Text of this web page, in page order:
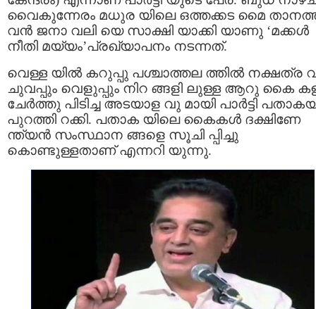
വൈകുന്നേരം മധുര യിലെ ഒത്തക്കട മൈ
വൻ ജനാ വലി യെ സാക്ഷി യാക്കി യാണു ‘മക്കൾ
നീതി മയ്യം’പ്രഖ്യാപനം നടന്നത്.
വെള്ള യില്‍ കറുപ്പു പശ്ചാത്തല ത്തിൽ നക്ഷത്ര
ചുവപ്പും വെളുപ്പും നിറ ങ്ങളി ലുള്ള ആറു കൈ
ചേര്‍ത്തു പിടിച്ച അടയാള വു മായി പാര്‍ട്ടി
പുറത്തി റക്കി. പതാക യിലെ കൈകള്‍ ദക്ഷിണേ
ന്ത്യന്‍ സംസ്ഥാന ങ്ങളെ സൂചി പ്പിച്ചു
കൊണ്ടുള്ളതാണ് എന്നറി യുന്നു.